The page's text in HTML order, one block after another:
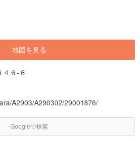
地図を見る
６-６
A2903/A290302/29001876/
Googleで検索